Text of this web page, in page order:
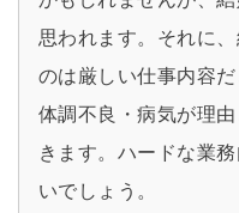
思われます。それに
のは厳しい仕事内容
体調不良・病気が理
きます。ハードな業
いでしょう。